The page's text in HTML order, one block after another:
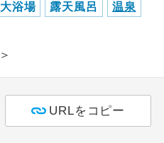
大浴場 露天風呂 温泉
URLをコピー
るホテルを指定したコースで